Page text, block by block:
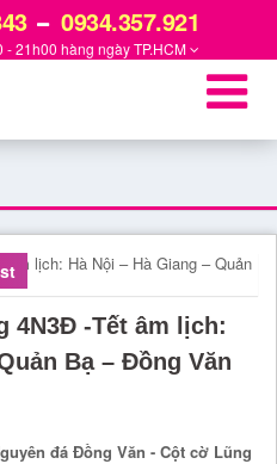
0934.357.921
- 21h00 hàng ngàyTP.HCM
4N3Đ -Tết âm lịch:
Bạ – Đồng Văn
đá Đồng Văn - Cột cờ Lũng